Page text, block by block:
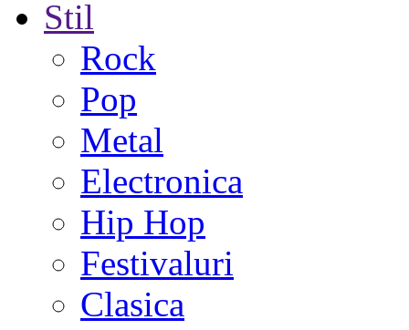
Stil
Rock
Pop
Metal
Electronica
Hip Hop
Festivaluri
Clasica